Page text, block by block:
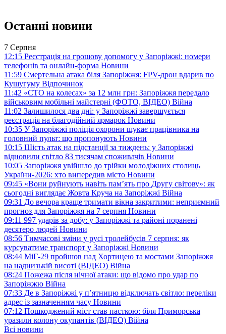
Останні новини
7 Серпня
12:15 Реєстрація на грошову допомогу у Запоріжжі: номери
телефонів та онлайн-форма Новини
11:59 Смертельна атака біля Запоріжжя: FPV-дрон вдарив по
Кушугуму Відпочинок
11:42 «СТО на колесах» за 12 млн грн: Запоріжжя передало
військовим мобільні майстерні (ФОТО, ВІДЕО) Війна
11:02 Залишилося два дні: у Запоріжжі завершується
реєстрація на благодійний ярмарок Новини
10:35 У Запоріжжі поліція охорони шукає працівника на
головний пульт: що пропонують Новини
10:15 Шість атак на підстанції за тиждень: у Запоріжжі
відновили світло 83 тисячам споживачів Новини
10:05 Запоріжжя увійшло до трійки молодіжних столиць
України-2026: хто випередив місто Новини
09:45 «Вони руйнують навіть пам’ять про Другу світову»: як
сьогодні виглядає Жовта Круча на Запоріжжі Війна
09:31 До вечора краще тримати вікна закритими: неприємний
прогноз для Запоріжжя на 7 серпня Новини
09:11 997 ударів за добу: у Запоріжжі та районі поранені
десятеро людей Новини
08:56 Тимчасові зміни у русі тролейбусів 7 серпня: як
курсуватиме транспорт у Запоріжжі Новини
08:44 МіГ-29 пройшов над Хортицею та мостами Запоріжжя
на наднизькій висоті (ВІДЕО) Війна
08:24 Пожежа після нічної атаки: що відомо про удар по
Запоріжжю Війна
07:33 Де в Запоріжжі у п’ятницю відключать світло: переліки
адрес із зазначенням часу Новини
07:12 Пошкоджений міст став пасткою: біля Приморська
уразили колону окупантів (ВІДЕО) Війна
Всі новини